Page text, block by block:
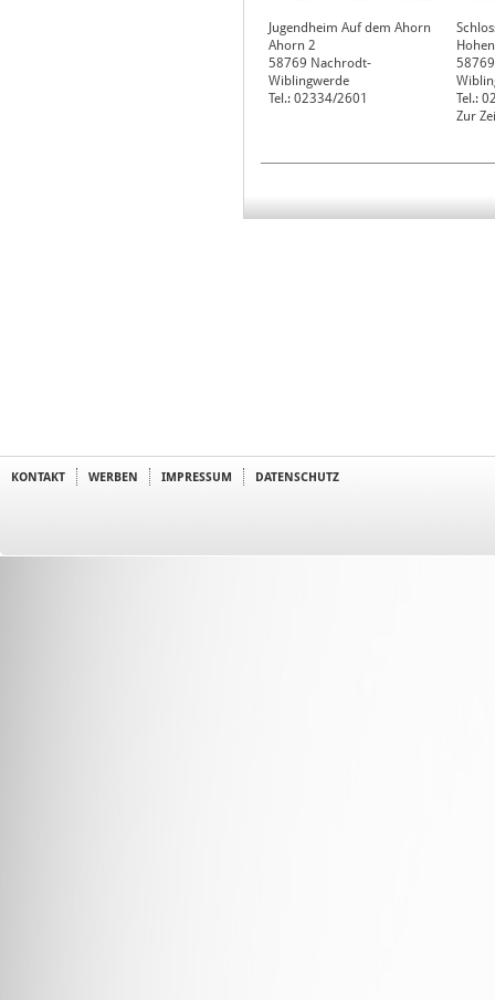
Jugendheim Auf dem Ahorn
Ahorn 2
58769 Nachrodt-
Wiblingwerde
Tel.: 02334/2601
58769
Tel.:
Zur
KONTAKT WERBEN IMPRESSUM DATENSCHUTZ